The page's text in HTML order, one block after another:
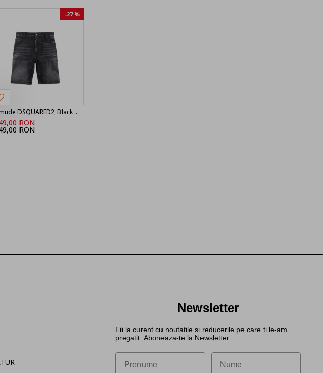
-27 %
Bermude DSQUARED2, Black Fog Wash Marine Shorts
RON
RON
Newsletter
Fii la curent cu noutatile si reducerile pe care ti le-am
pregatit. Aboneaza-te la Newsletter.